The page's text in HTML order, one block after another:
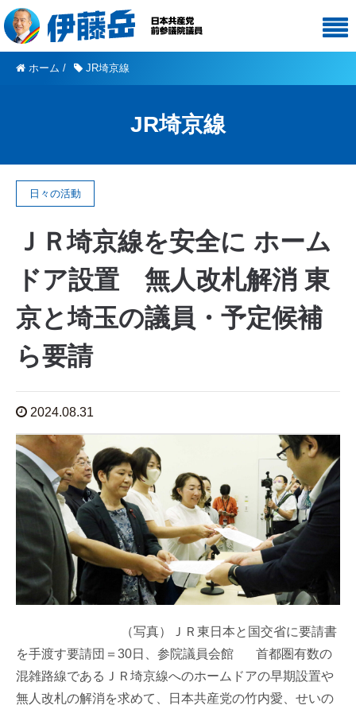
ホーム / JR埼京線
JR埼京線
日々の活動
ＪＲ埼京線を安全に ホーム
ドア設置 無人改札解消 東
京と埼玉の議員・予定候補
ら要請
2024.08.31
（写真）ＪＲ東日本と国交省に要請書
を手渡す要請団＝30日、参院議員会館 首都圏有数の
混雑路線であるＪＲ埼京線へのホームドアの早期設置や
無人改札の解消を求めて、日本共産党の竹内愛、せいの